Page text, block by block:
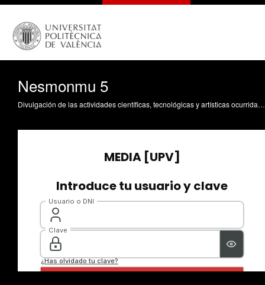
Nesmonmu 5
Divulgación de las actividades científicas, tecnológicas y artísticas ocurridas en los tres campus de la UPV